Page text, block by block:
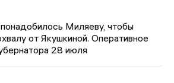
Миляеву, чтобы
от Якушкиной. Оперативное
28 июля